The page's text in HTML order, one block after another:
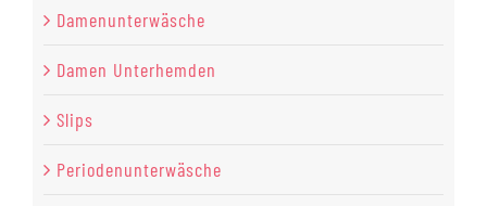
Damenunterwäsche
Damen Unterhemden
Slips
Periodenunterwäsche